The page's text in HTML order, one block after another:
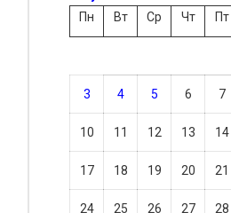
Пн
Вт Ср Чт Пт
3 4 5 6 7
10 11 12 13 14
17 18 19 20 21
24 25 26 27 28